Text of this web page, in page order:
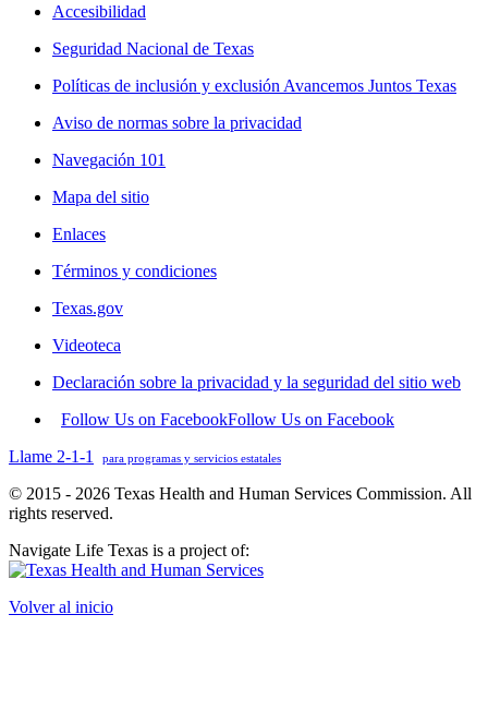
Accesibilidad
Seguridad Nacional de Texas
Políticas de inclusión y exclusión Avancemos Juntos Texas
Aviso de normas sobre la privacidad
Navegación 101
Mapa del sitio
Enlaces
Términos y condiciones
Texas.gov
Videoteca
Declaración sobre la privacidad y la seguridad del sitio web
Follow Us on FacebookFollow Us on Facebook
Llame 2-1-1
para programas y servicios estatales
© 2015 - 2026 Texas Health and Human Services Commission. All
rights reserved.
Navigate Life Texas is a project of:
Volver al inicio